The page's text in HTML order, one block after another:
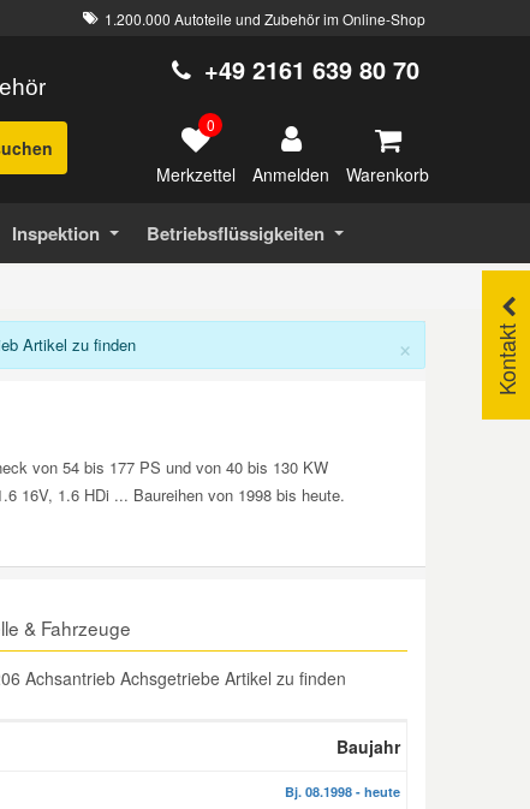
1.200.000 Autoteile und Zubehör im Online-Shop
+49 2161 639 80 70
0
Merkzettel Anmelden Warenkorb
Inspektion Betriebsflüssigkeiten
Kontakt
×
Artikel zu finden
von 54 bis 177 PS und von 40 bis 130 KW
16V, 1.6 HDi ... Baureihen von 1998 bis heute.
& Fahrzeuge
Achsantrieb Achsgetriebe Artikel zu finden
Baujahr
Bj. 08.1998 - heute